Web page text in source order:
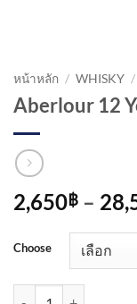
หน้าหลัก / WHISKY /
Aberlour 12
2,650฿ –
Choose